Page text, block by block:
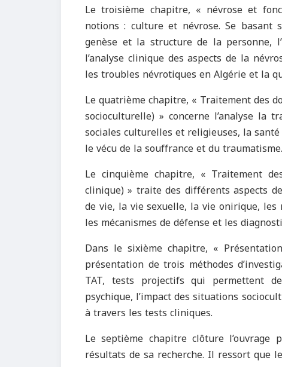
Le troisième chapitre, « névrose et
notions : culture et névrose. Se basant
genèse et la structure de la personne,
l’analyse clinique des aspects de la
les troubles névrotiques en Algérie et la
Le quatrième chapitre, « Traitement des
socioculturelle) » concerne l’analyse la
sociales culturelles et religieuses, la
le vécu de la souffrance et du traumatisme.
Le cinquième chapitre, « Traitement
clinique) » traite des différents aspects
de vie, la vie sexuelle, la vie onirique,
les mécanismes de défense et les
Dans le sixième chapitre, «
présentation de trois méthodes
TAT, tests projectifs qui permettent
psychique, l’impact des situations
à travers les tests cliniques.
Le septième chapitre clôture l’ouvrage
résultats de sa recherche. Il ressort que